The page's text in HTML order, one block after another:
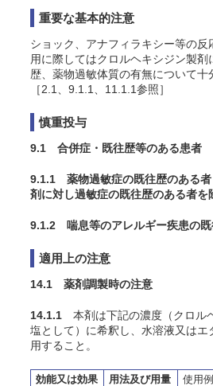
重要な基本的注意
ショック、アナフィラキシー等の反
用に際してはクロルヘキシジン製剤
歴、薬物過敏体質の有無について十
［2.1、9.1.1、11.1.1参照］
慎重投与
9.1 合併症・既往歴等のある患者
9.1.1 薬物過敏症の既往歴のある者
剤に対し過敏症の既往歴のある者を
9.1.2 喘息等のアレルギー疾患の既
適用上の注意
14.1 薬剤調製時の注意
14.1.1 本剤は下記の濃度（クロル
塩として）に希釈し、水溶液又はエ
用すること。
効能又は効果 用法及び用量
使用例